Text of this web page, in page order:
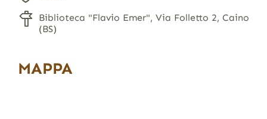
Biblioteca "Flavio Emer", Via Folletto 2, Caino
(BS)
MAPPA